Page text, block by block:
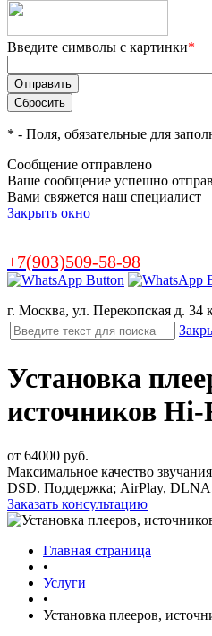
Введите символы с картинки*
* - Поля, обязательные для
Сообщение отправлено
Ваше сообщение успешно
Вами свяжется наш специалист
Закрыть окно
+7(903)509-58-98
г. Москва, ул. Перекопская д. 34
Установка
источников Hi-
от 64000 руб.
Максимальное качество
DSD. Поддержка; AirPlay,
Заказать консультацию
Главная страница
•
Услуги
•
Установка плееров,